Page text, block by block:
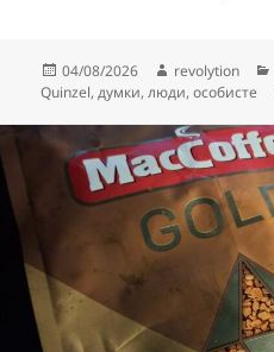
Опубліковано
04/08/2026 Автор
revolytion
Quinzel,думки,люди,особисте